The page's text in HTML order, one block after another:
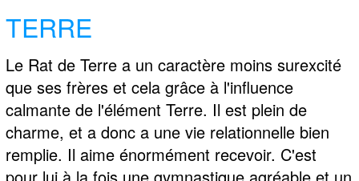
TERRE
Le Rat de Terre a un caractère moins surexcité
que ses frères et cela grâce à l'influence
calmante de l'élément Terre. Il est plein de
charme, et a donc a une vie relationnelle bien
remplie. Il aime énormément recevoir. C'est
pour lui à la fois une gymnastique agréable et un